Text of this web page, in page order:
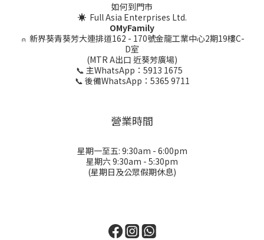
如何到門市
☀ Full Asia Enterprises Ltd.
OMyFamily
⍝ 新界葵青葵芳大連排道162 - 170號金龍工業中心2期19樓C-
D室
(MTR A出口 近葵芳廣場)
📞 主WhatsApp：5913 1675
📞 後備WhatsApp：5365 9711
營業時間
星期一至五: 9:30am - 6:00pm
星期六 9:30am - 5:30pm
(星期日及公眾假期休息)